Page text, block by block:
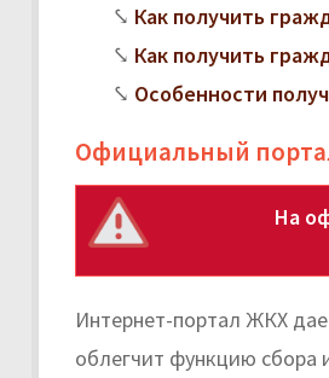
Как получить
Как получить
Особенности
Официальный
На
Интернет-портал ЖКХ
облегчит функцию сбора